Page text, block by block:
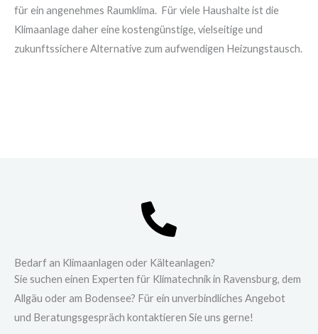
für ein angenehmes Raumklima. Für viele Haushalte ist die
Klimaanlage daher eine kostengünstige, vielseitige und
zukunftssichere Alternative zum aufwendigen Heizungstausch.
Bedarf an Klimaanlagen oder Kälteanlagen?
Sie suchen einen Experten für Klimatechnik in Ravensburg, dem
Allgäu oder am Bodensee? Für ein unverbindliches Angebot
und Beratungsgespräch kontaktieren Sie uns gerne!